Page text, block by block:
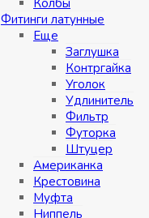
Фитинги латунные
Eщe
Заглушка
Контргайка
Уголок
Удлинитель
Фильтр
Футорка
Штуцер
Американка
Крестовина
Муфта
Ниппель